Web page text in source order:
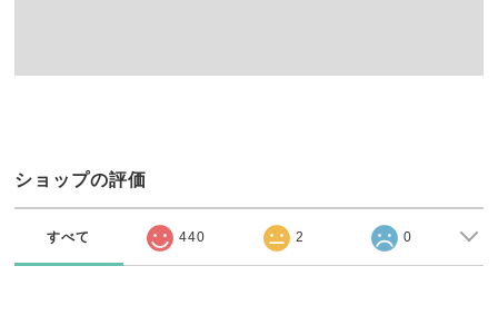
ショップの評価
すべて 440 2 0